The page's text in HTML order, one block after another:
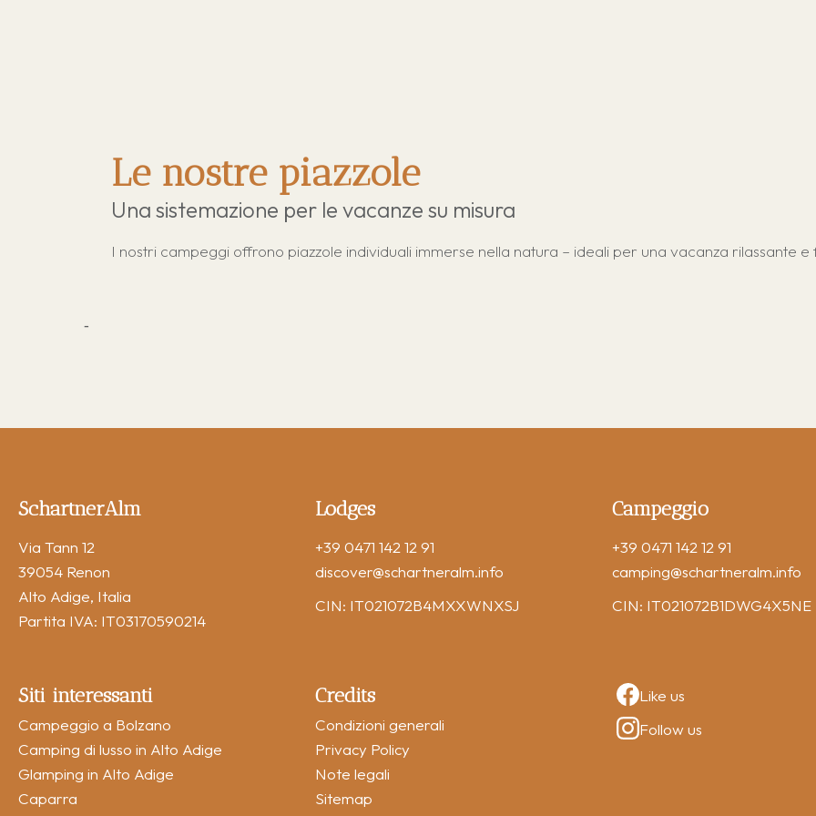
Le nostre piazzole
Una sistemazione per le vacanze su misura
I nostri campeggi offrono piazzole individuali immerse nella natura – ideali per una vacanza rilassante e
-
SchartnerAlm
Via Tann 12
39054 Renon
Alto Adige, Italia
Partita IVA: IT03170590214
Lodges
+39 0471 142 12 91
discover@schartneralm.info
CIN: IT021072B4MXXWNXSJ
Campeggio
+39 0471 142 12 91
camping@schartneralm.info
CIN: IT021072B1DWG4X5NE
Siti interessanti
Campeggio a Bolzano
Camping di lusso in Alto Adige
Glamping in Alto Adige
Caparra
Credits
Condizioni generali
Privacy Policy
Note legali
Sitemap
Like us
Follow us